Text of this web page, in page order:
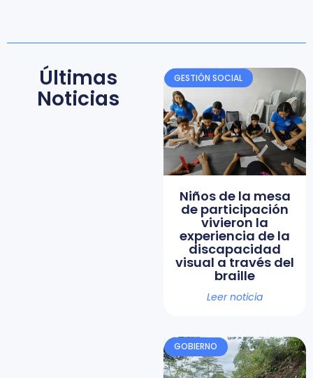
Últimas
Noticias
GESTIÓN SOCIAL
Niños de la mesa
de participación
vivieron la
experiencia de la
discapacidad
visual a través del
braille
Leer noticia
GOBIERNO